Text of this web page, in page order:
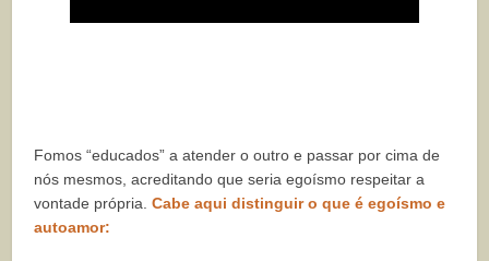
Fomos “educados” a atender o outro e passar por cima de
nós mesmos, acreditando que seria egoísmo respeitar a
vontade própria.Cabe aqui distinguir o que é egoísmo e
autoamor: